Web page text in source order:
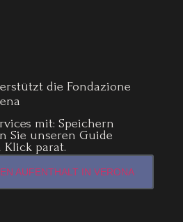
die Fondazione
mit: Speichern
Sie unseren Guide
parat.
AUFENTHALT IN VERONA